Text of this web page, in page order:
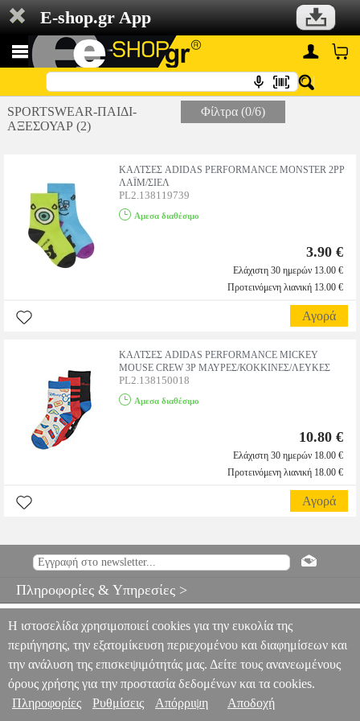
E-shop.gr App
SPORTSWEAR-ΠΑΙΔΙ-
ΑΞΕΣΟΥΑΡ (2)
Φίλτρα (0/6)
ΚΑΛΤΣΕΣ ADIDAS PERFORMANCE MONSTER 2PP
ΛΑΪΜ/ΣΙΕΛ
PL2.138119739
Αμεσα διαθέσιμο
3.90 €
Ελάχιστη 30 ημερών 13.00 €
Προτεινόμενη λιανική 13.00 €
Αγορά
ΚΑΛΤΣΕΣ ADIDAS PERFORMANCE MICKEY
MOUSE CREW 3P ΜΑΥΡΕΣ/ΚΟΚΚΙΝΕΣ/ΛΕΥΚΕΣ
PL2.138150018
Αμεσα διαθέσιμο
10.80 €
Ελάχιστη 30 ημερών 18.00 €
Προτεινόμενη λιανική 18.00 €
Αγορά
Πληροφορίες & Υπηρεσίες >
Η ιστοσελίδα χρησιμοποιεί cookies για την ευκολία της
περιήγησης, την εξατομίκευση περιεχομένου και διαφημίσεων και
την ανάλυση της επισκεψιμότητάς μας. Δείτε τους ανανεωμένους
όρους χρήσης για την προστασία δεδομένων και τα cookies.
Πληροφορίες
Ρυθμίσεις Απόρριψη Αποδοχή